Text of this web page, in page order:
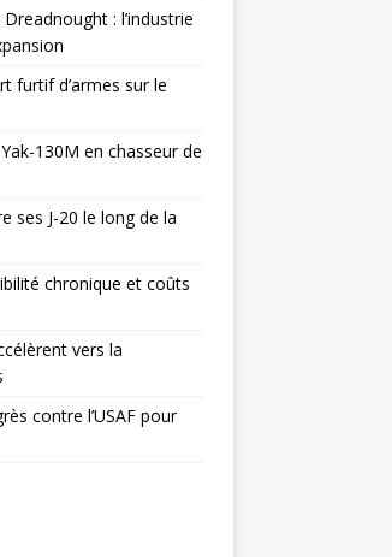
: l’industrie
furtif d’armes sur le
130M en chasseur de
ses J-20 le long de la
chronique et coûts
vers la
contre l’USAF pour